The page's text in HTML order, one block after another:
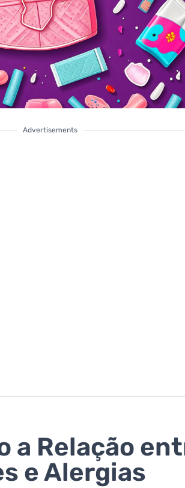
Advertisements
a Relação
e Alergias